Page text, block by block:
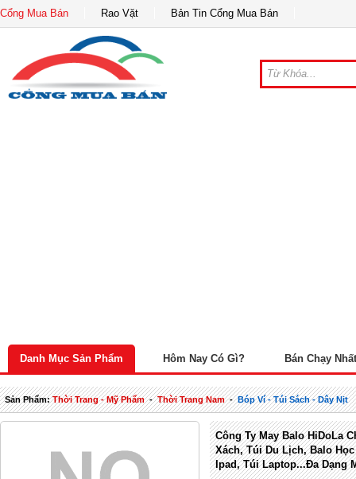
Cổng Mua Bán Rao Vặt Bản Tin Cổng Mua Bán
Danh Mục Sản Phẩm Hôm Nay Có Gì? Bán Chạy Nhất
Sản Phẩm:Thời Trang - Mỹ Phẩm-Thời Trang Nam-Bóp Ví - Túi Sách - Dây Nịt
Công Ty May Balo HiDoLa
Xách, Túi Du Lịch, Balo
Ipad, Túi Laptop...đa Dạng